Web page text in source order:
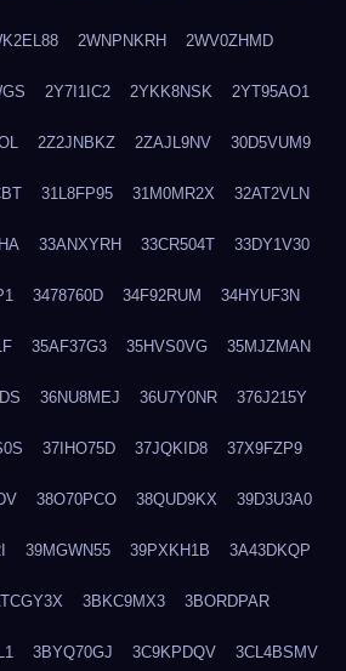
2WNPNKRH 2WV0ZHMD
2Y7I1IC2 2YKK8NSK 2YT95AO1
2Z2JNBKZ 2ZAJL9NV 30D5VUM9
31L8FP95 31M0MR2X 32AT2VLN
33ANXYRH 33CR504T 33DY1V30
3478760D 34F92RUM 34HYUF3N
35AF37G3 35HVS0VG 35MJZMAN
36NU8MEJ 36U7Y0NR 376J215Y
37IHO75D 37JQKID8 37X9FZP9
38O70PCO 38QUD9KX 39D3U3A0
39MGWN55 39PXKH1B 3A43DKQP
3BKC9MX3 3BORDPAR
3BYQ70GJ 3C9KPDQV 3CL4BSMV